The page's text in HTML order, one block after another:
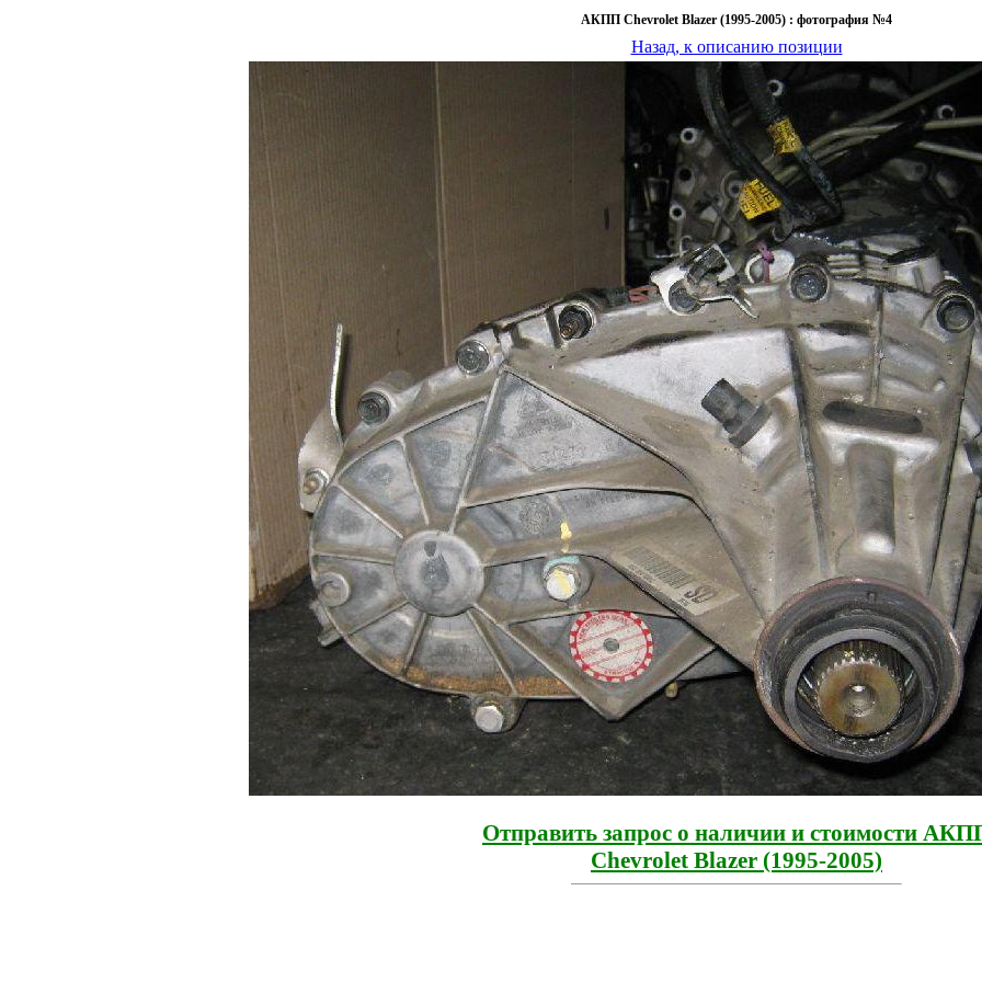
АКПП Chevrolet Blazer (1995-2005) : фотография №4
Назад, к описанию позиции
Отправить запрос о наличии и стоимости
Chevrolet Blazer (1995-2005)